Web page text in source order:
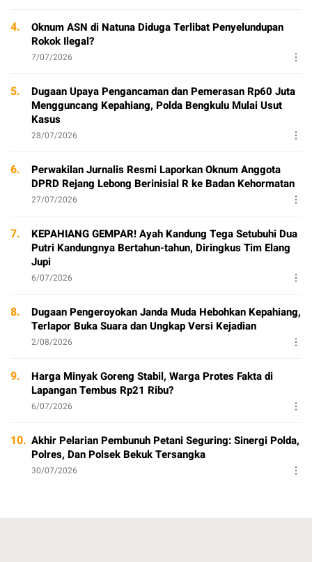
4.
Oknum ASN di Natuna Diduga Terlibat Penyelundupan
Rokok Ilegal?
7/07/2026
5.
Dugaan Upaya Pengancaman dan Pemerasan Rp60 Juta
Mengguncang Kepahiang, Polda Bengkulu Mulai Usut
Kasus
28/07/2026
6.
Perwakilan Jurnalis Resmi Laporkan Oknum Anggota
DPRD Rejang Lebong Berinisial R ke Badan Kehormatan
27/07/2026
7.
KEPAHIANG GEMPAR! Ayah Kandung Tega Setubuhi Dua
Putri Kandungnya Bertahun-tahun, Diringkus Tim Elang
Jupi
6/07/2026
8.
Dugaan Pengeroyokan Janda Muda Hebohkan Kepahiang,
Terlapor Buka Suara dan Ungkap Versi Kejadian
2/08/2026
9.
Harga Minyak Goreng Stabil, Warga Protes Fakta di
Lapangan Tembus Rp21 Ribu?
6/07/2026
10. Akhir Pelarian Pembunuh Petani Seguring: Sinergi Polda,
Polres, Dan Polsek Bekuk Tersangka
30/07/2026